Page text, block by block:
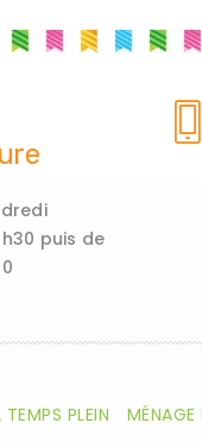
puis de
PLEIN MÉNAGE